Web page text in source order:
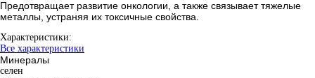
Предотвращает развитие онкологии, а также связывает тяжелые
металлы, устраняя их токсичные свойства.
Характеристики:
Все характеристики
Минералы
селен